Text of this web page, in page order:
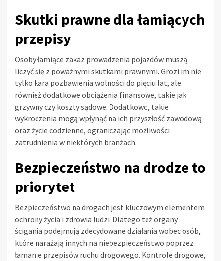
Skutki prawne dla łamiących
przepisy
Osoby łamiące zakaz prowadzenia pojazdów muszą
liczyć się z poważnymi skutkami prawnymi. Grozi im nie
tylko kara pozbawienia wolności do pięciu lat, ale
również dodatkowe obciążenia finansowe, takie jak
grzywny czy koszty sądowe. Dodatkowo, takie
wykroczenia mogą wpłynąć na ich przyszłość zawodową
oraz życie codzienne, ograniczając możliwości
zatrudnienia w niektórych branżach.
Bezpieczeństwo na drodze to
priorytet
Bezpieczeństwo na drogach jest kluczowym elementem
ochrony życia i zdrowia ludzi. Dlatego też organy
ścigania podejmują zdecydowane działania wobec osób,
które narażają innych na niebezpieczeństwo poprzez
łamanie przepisów ruchu drogowego. Kontrole drogowe,